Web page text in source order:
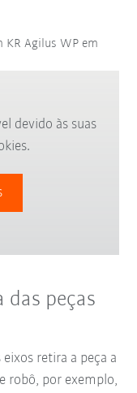
KR Agilus WP em
devido às suas
das peças
eixos retira a peça a
robô, por exemplo,